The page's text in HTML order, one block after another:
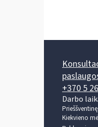
+370 5
Darbo
Kiekvieno